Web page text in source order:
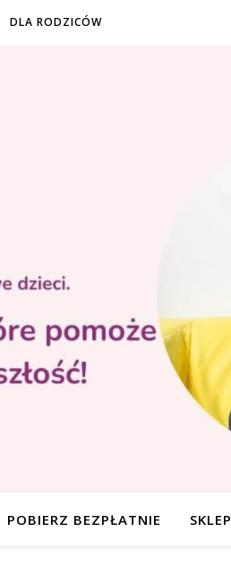
DLA RODZICÓW
POBIERZ BEZPŁATNIE SKLEP